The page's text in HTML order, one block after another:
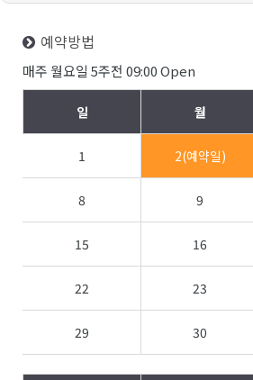
예약방법
매주 월요일 5주전 09:00 Open
일 월
1 2(예약일)
8 9
15 16
22 23
29 30